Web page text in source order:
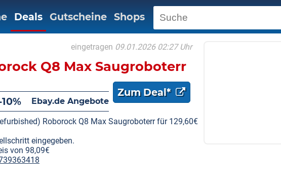
Deals Gutscheine Shops
eingetragen 09.01.2026 02:27 Uhr
Q8 Max Saugroboterr
Zum Deal*
10% Ebay.de Angebote
Roborock Q8 Max Saugroboterr für 129,60€
eingegeben.
von 98,09€